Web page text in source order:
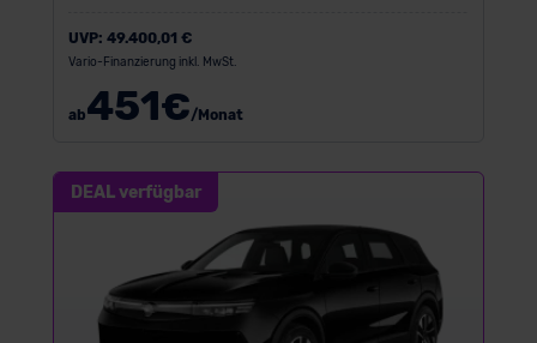
UVP: 49.400,01 €
Vario-Finanzierung inkl. MwSt.
ab451€/Monat
DEAL verfügbar